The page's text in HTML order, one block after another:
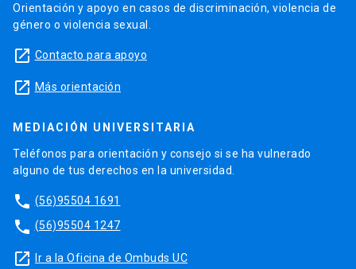
Orientación y apoyo en casos de discriminación, violencia de
género o violencia sexual.
launch Contacto para apoyo
launch Más orientación
MEDIACIÓN UNIVERSITARIA
Teléfonos para orientación y consejo si se ha vulnerado
alguno de tus derechos en la universidad.
phone (56)95504 1691
phone (56)95504 1247
launch Ir a la Oficina de Ombuds UC